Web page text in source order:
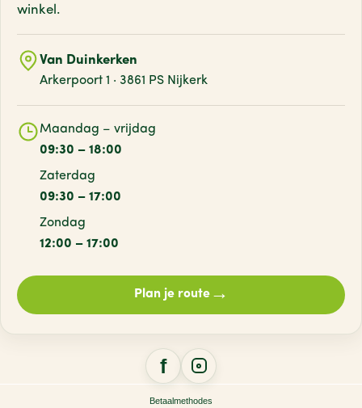
winkel.
Van Duinkerken
Arkerpoort 1 · 3861 PS Nijkerk
Maandag – vrijdag
09:30 – 18:00
Zaterdag
09:30 – 17:00
Zondag
12:00 – 17:00
Plan je route→
Betaalmethodes